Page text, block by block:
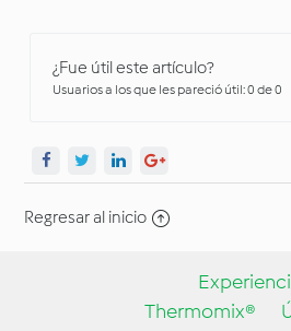
¿Fue útil este artículo?
Usuarios a los que les pareció útil: 0 de 0
Regresar al inicio
Thermomix®